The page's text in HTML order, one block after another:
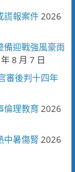
謊報案件2026
備迎戰強風豪雨
8 月 7 日
審後判十四年
理教育 2026
暑傷腎 2026